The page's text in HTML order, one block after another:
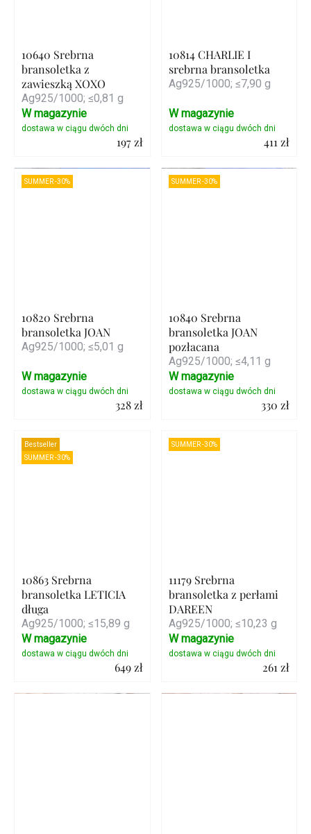
10640 Srebrna
bransoletka z
zawieszką XOXO
Ag925/1000; ≤0,81 g
197 zł
Szczegóły
W magazynie
10814 CHARLIE I
srebrna bransoletka
Ag925/1000; ≤7,90 g
411 zł
Szczegóły
W magazynie
SUMMER -30%
10820 Srebrna
bransoletka JOAN
Ag925/1000; ≤5,01 g
328 zł
W magazynie
SUMMER -30%
10840 Srebrna
bransoletka JOAN
pozłacana
Ag925/1000; ≤4,11 g
330 zł
W magazynie
Bestseller
SUMMER -30%
10863 Srebrna
bransoletka LETICIA
długa
Ag925/1000; ≤15,89 g
649 zł
Szczegóły
W magazynie
SUMMER -30%
11179 Srebrna
bransoletka z perłami
DAREEN
Ag925/1000; ≤10,23 g
261 zł
Szczegóły
W magazynie